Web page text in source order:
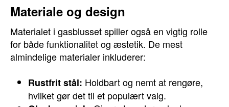
Materiale og design
Materialet i gasblusset spiller også en vigtig rolle
for både funktionalitet og æstetik. De mest
almindelige materialer inkluderer:
Rustfrit stål: Holdbart og nemt at rengøre,
hvilket gør det til et populært valg.